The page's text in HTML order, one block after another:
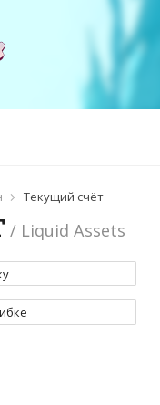
Текущий счёт
/ Liquid Assets